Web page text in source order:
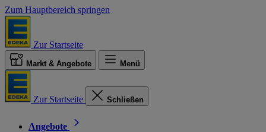
Zum Hauptbereich springen
Zur Startseite
Markt & Angebote Menü
Zur Startseite Schließen
Angebote